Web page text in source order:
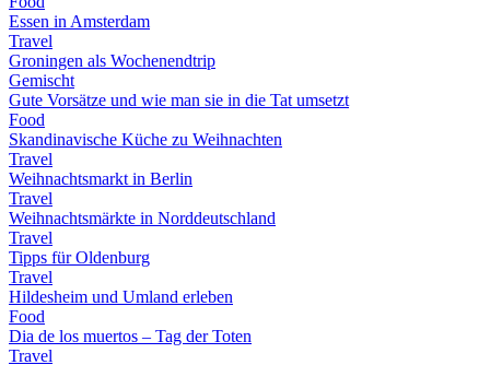
Essen in Amsterdam
Travel
Groningen als Wochenendtrip
Gemischt
Gute Vorsätze und wie man sie in die Tat umsetzt
Food
Skandinavische Küche zu Weihnachten
Travel
Weihnachtsmarkt in Berlin
Travel
Weihnachtsmärkte in Norddeutschland
Travel
Tipps für Oldenburg
Travel
Hildesheim und Umland erleben
Food
Dia de los muertos – Tag der Toten
Travel